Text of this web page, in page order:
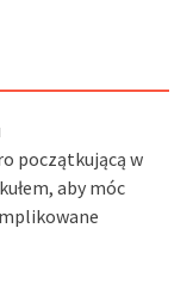
początkującą w
aby móc